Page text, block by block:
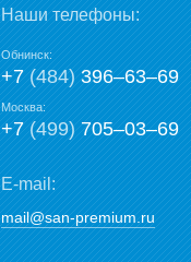
Наши телефоны:
Обнинск:
+7(484)396‒63‒69
Москва:
+7(499)705‒03‒69
E-mail:
mail@san-premium.ru